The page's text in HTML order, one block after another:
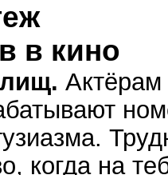
в кино
Актёрам
когда на